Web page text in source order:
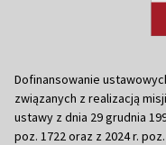
Dofinansowanie
związanych z realizacją
ustawy z dnia 29 grudnia
poz. 1722 oraz z 2024 r.